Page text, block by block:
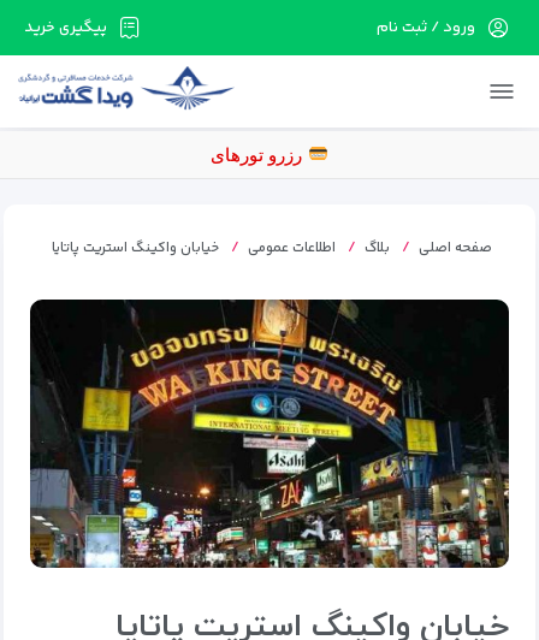
در حال حاضر ارتباط با سرور قطع می باشد لطفا
پیگیری خرید ورود / ثبت نام
صفحه اصلی بلاگ اطلاعات عمومی خیابان واکینگ استریت پاتایا
خیابان واکینگ استریت پاتایا